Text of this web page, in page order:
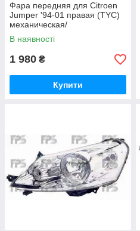
Фара передняя для Citroen
Jumper '94-01 правая (TYC)
механическая/
гидравлическая
В наявності
1 980 ₴
Купити